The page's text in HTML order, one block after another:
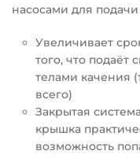
насосами для
Увеличивает
того, что
телами качения
всего)
Закрытая
крышка
возможность